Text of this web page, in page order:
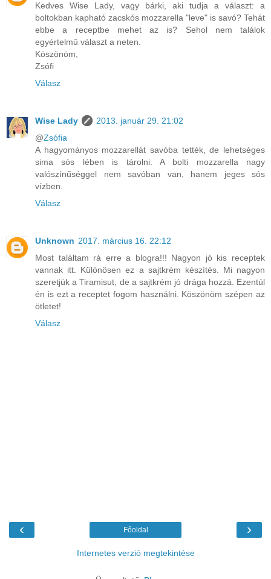
Kedves Wise Lady, vagy bárki, aki tudja a választ: a
boltokban kapható zacskós mozzarella "leve" is savó? Tehát
ebbe a receptbe mehet az is? Sehol nem találok
egyértelmű választ a neten.
Köszönöm,
Zsófi
Válasz
Wise Lady
2013. január 29. 21:02
@Zsófia
A hagyományos mozzarellát savóba tették, de lehetséges
sima sós lében is tárolni. A bolti mozzarella nagy
valószínűséggel nem savóban van, hanem jeges sós
vízben.
Válasz
Unknown 2017. március 16. 22:12
Most találtam rá erre a blogra!!! Nagyon jó kis receptek
vannak itt. Különösen ez a sajtkrém készítés. Mi nagyon
szeretjük a Tiramisut, de a sajtkrém jó drága hozzá. Ezentúl
én is ezt a receptet fogom használni. Köszönöm szépen az
ötletet!
Válasz
‹ ›
Főoldal
Internetes verzió megtekintése